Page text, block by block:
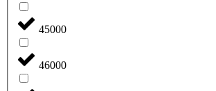
45000
46000